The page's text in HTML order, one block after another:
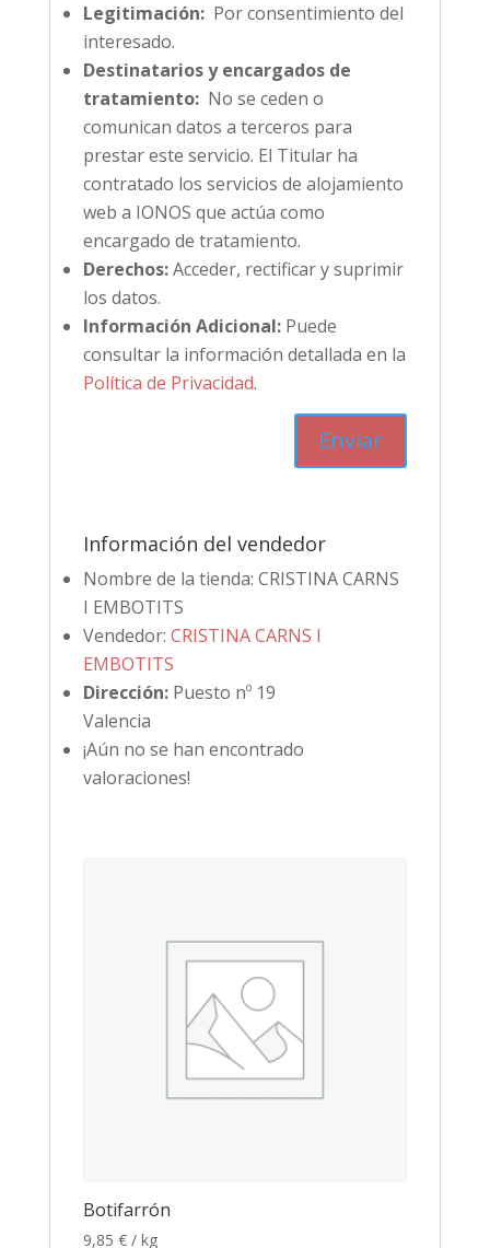
Legitimación:Por consentimiento del
interesado.
Destinatarios y encargados de
tratamiento:No se ceden o
comunican datos a terceros para
prestar este servicio. El Titular ha
contratado los servicios de alojamiento
web a IONOS que actúa como
encargado de tratamiento.
Derechos:Acceder, rectificar y suprimir
los datos.
Información Adicional:Puede
consultar la información detallada en la
Política de Privacidad.
Información del vendedor
Nombre de la tienda: CRISTINA CARNS
I EMBOTITS
Vendedor: CRISTINA CARNS I
EMBOTITS
Dirección: Puesto nº 19
Valencia
¡Aún no se han encontrado
valoraciones!
Botifarrón
9,85 € / kg